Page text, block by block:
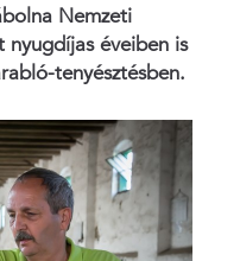
Nemzeti
éveiben is
tenyésztésben.